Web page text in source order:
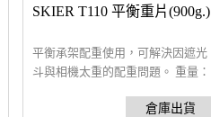
SKIER T110 平衡重片(900g.)
平衡承架配重使用，可解決因遮光
斗與相機太重的配重問題。 重量：